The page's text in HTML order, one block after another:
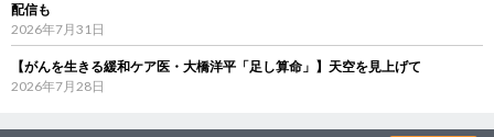
配信も
2026年7月31日
【がんを生きる緩和ケア医・大橋洋平「足し算命」】天空を見上げて
2026年7月28日